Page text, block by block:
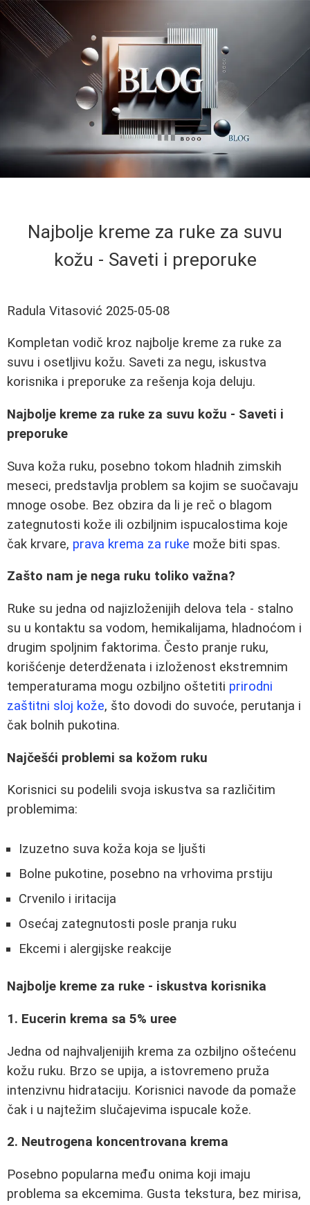
Najbolje kreme za ruke za suvu
kožu - Saveti i preporuke
Radula Vitasović 2025-05-08
Kompletan vodič kroz najbolje kreme za ruke za
suvu i osetljivu kožu. Saveti za negu, iskustva
korisnika i preporuke za rešenja koja deluju.
Najbolje kreme za ruke za suvu kožu - Saveti i
preporuke
Suva koža ruku, posebno tokom hladnih zimskih
meseci, predstavlja problem sa kojim se suočavaju
mnoge osobe. Bez obzira da li je reč o blagom
zategnutosti kože ili ozbiljnim ispucalostima koje
čak krvare, prava krema za ruke može biti spas.
Zašto nam je nega ruku toliko važna?
Ruke su jedna od najizloženijih delova tela - stalno
su u kontaktu sa vodom, hemikalijama, hladnoćom i
drugim spoljnim faktorima. Često pranje ruku,
korišćenje deterdženata i izloženost ekstremnim
temperaturama mogu ozbiljno oštetiti prirodni
zaštitni sloj kože, što dovodi do suvoće, perutanja i
čak bolnih pukotina.
Najčešći problemi sa kožom ruku
Korisnici su podelili svoja iskustva sa različitim
problemima:
Izuzetno suva koža koja se ljušti
Bolne pukotine, posebno na vrhovima prstiju
Crvenilo i iritacija
Osećaj zategnutosti posle pranja ruku
Ekcemi i alergijske reakcije
Najbolje kreme za ruke - iskustva korisnika
1. Eucerin krema sa 5% uree
Jedna od najhvaljenijih krema za ozbiljno oštećenu
kožu ruku. Brzo se upija, a istovremeno pruža
intenzivnu hidrataciju. Korisnici navode da pomaže
čak i u najtežim slučajevima ispucale kože.
2. Neutrogena koncentrovana krema
Posebno popularna među onima koji imaju
problema sa ekcemima. Gusta tekstura, bez mirisa,